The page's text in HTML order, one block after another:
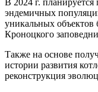
эндемичных
уникальных объектов
Кроноцкого
Также на основе
истории развития
реконструкция